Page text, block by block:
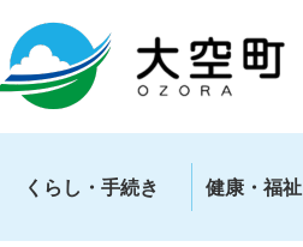
くらし・手続き 健康・福